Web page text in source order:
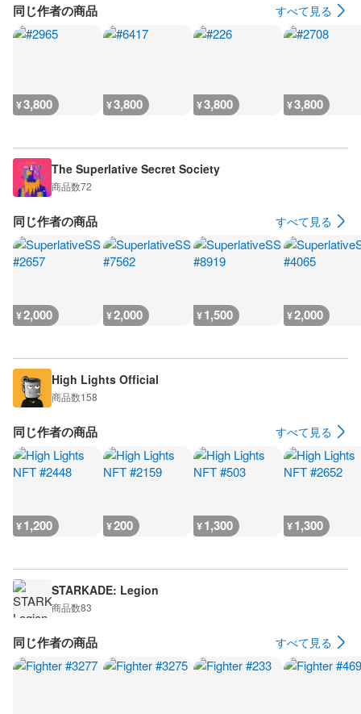
同じ作者の商品 すべて見る
¥3,800 ¥3,800 ¥3,800 ¥3,800
The Superlative Secret Society
商品数72
同じ作者の商品 すべて見る
¥2,000 ¥2,000 ¥1,500 ¥2,000
High Lights Official
商品数158
同じ作者の商品 すべて見る
¥1,200 ¥200 ¥1,300 ¥1,300
STARKADE: Legion
商品数83
同じ作者の商品 すべて見る